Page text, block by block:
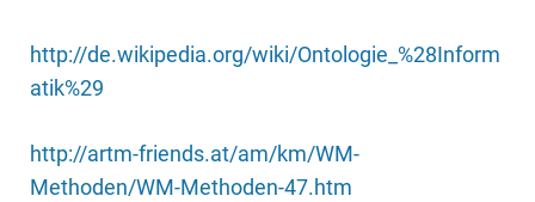
http://de.wikipedia.org/wiki/Ontologie_%28Inform
atik%29
http://artm-friends.at/am/km/WM-
Methoden/WM-Methoden-47.htm